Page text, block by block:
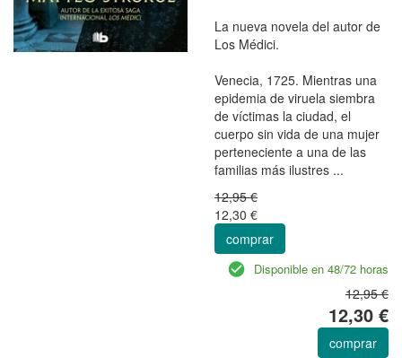
La nueva novela del autor de
Los Médici.
Venecia, 1725. Mientras una
epidemia de viruela siembra
de víctimas la ciudad, el
cuerpo sin vida de una mujer
perteneciente a una de las
familias más ilustres ...
12,95 €
12,30 €
comprar
Disponible en 48/72 horas
12,95 €
12,30 €
comprar